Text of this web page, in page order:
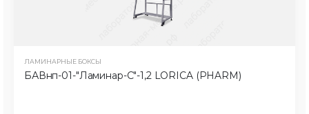
ЛАМИНАРНЫЕ БОКСЫ
БАВнп-01-"Ламинар-С"-1,2 LORICA (PHARM)